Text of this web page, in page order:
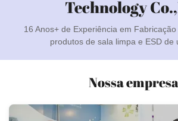
Technology
16 Anos+ de Experiência em
produtos de sala limpa e ESD de
Nossa empresa